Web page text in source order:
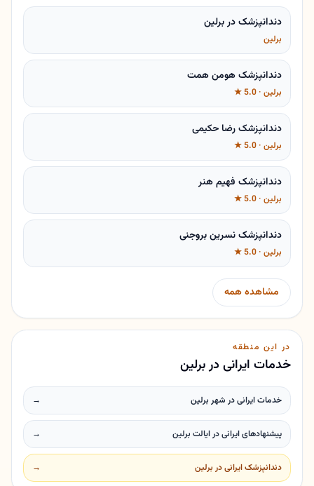
دندانپزشک در برلین
برلین
دندانپزشک هومن همت
برلین · 5.0 ★
دندانپزشک رضا حکیمی
برلین · 5.0 ★
دندانپزشک فهیم هنر
برلین · 5.0 ★
دندانپزشک نسرین بروجنی
برلین · 5.0 ★
مشاهده همه
در این منطقه
خدمات ایرانی در برلین
خدمات ایرانی در شهر برلین →
پیشنهادهای ایرانی در ایالت برلین →
دندانپزشک ایرانی در برلین →